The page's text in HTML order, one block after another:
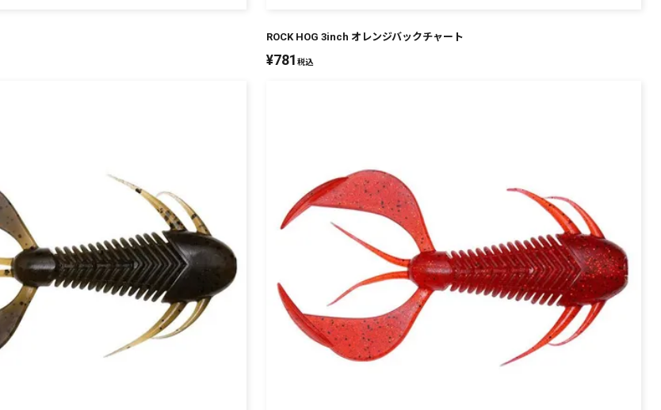
全て
この内容で検索する
ROCK HOG 3inch オレンジバックチャート
¥781 税込